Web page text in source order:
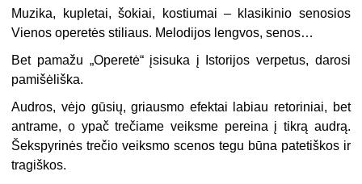
Muzika, kupletai, šokiai, kostiumai – klasikinio senosios
Vienos operetės stiliaus. Melodijos lengvos, senos…
Bet pamažu „Operetė“ įsisuka į Istorijos verpetus, darosi
pamišėliška.
Audros, vėjo gūsių, griausmo efektai labiau retoriniai, bet
antrame, o ypač trečiame veiksme pereina į tikrą audrą.
Šekspyrinės trečio veiksmo scenos tegu būna patetiškos ir
tragiškos.